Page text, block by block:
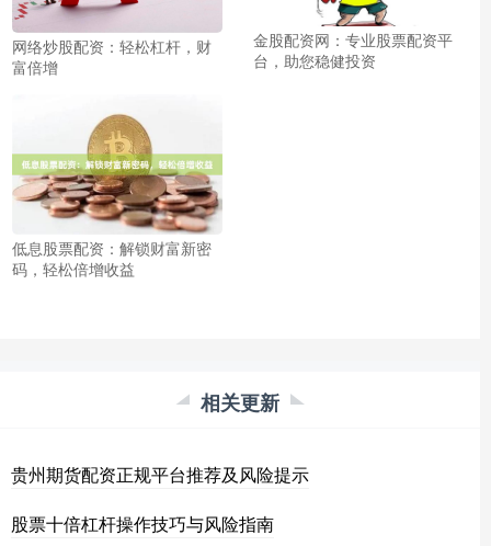
网络炒股配资：轻松杠杆，财
富倍增
金股配资网：专业股票配资平
台，助您稳健投资
低息股票配资：解锁财富新密
码，轻松倍增收益
相关更新
贵州期货配资正规平台推荐及风险提示
股票十倍杠杆操作技巧与风险指南